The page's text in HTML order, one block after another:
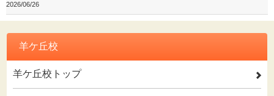
2026/06/26
羊ケ丘校
羊ケ丘校トップ 2